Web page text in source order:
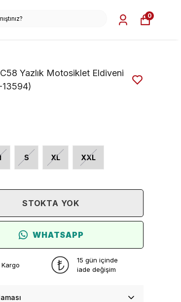
0
Yazlık Motosiklet Eldiveni
S XL XXL
STOKTA YOK
WHATSAPP
Kargo
15 gün içinde
iade değişim